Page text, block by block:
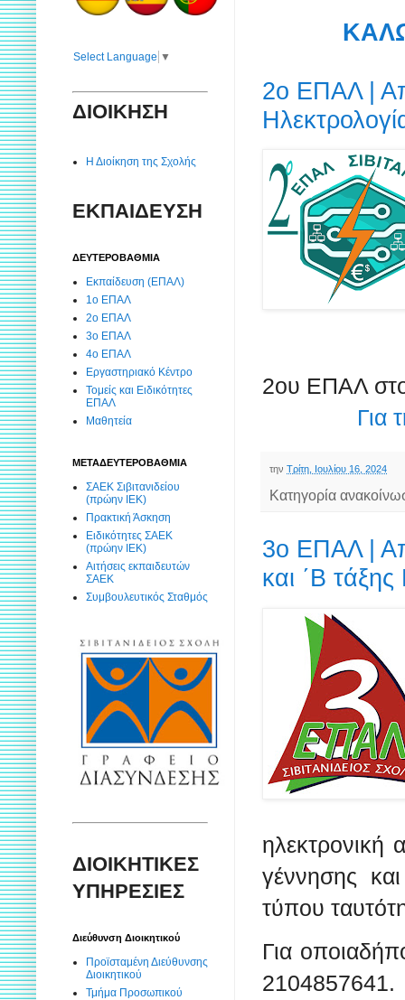
2ο ΕΠΑΛ |
2ου ΕΠΑΛ
Για
την Τρίτη, Ιουλίου 16, 2024
Κατηγορία
3ο ΕΠΑΛ |
και ΄Β
ηλεκτρονική
γέννησης
τύπου
Για
2104857641.
Select Language ▼
ΔΙΟΙΚΗΣΗ
Η Διοίκηση της Σχολής
ΕΚΠΑΙΔΕΥΣΗ
ΔΕΥΤΕΡΟΒΑΘΜΙΑ
Εκπαίδευση (ΕΠΑΛ)
1ο ΕΠΑΛ
2ο ΕΠΑΛ
3ο ΕΠΑΛ
4ο ΕΠΑΛ
Εργαστηριακό Κέντρο
Τομείς και Ειδικότητες
ΕΠΑΛ
Μαθητεία
ΜΕΤΑΔΕΥΤΕΡΟΒΑΘΜΙΑ
ΣΑΕΚ Σιβιτανιδείου
(πρώην ΙΕΚ)
Πρακτική Άσκηση
Ειδικότητες ΣΑΕΚ
(πρώην ΙΕΚ)
Αιτήσεις εκπαιδευτών
ΣΑΕΚ
Συμβουλευτικός Σταθμός
ΔΙΟΙΚΗΤΙΚΕΣ
ΥΠΗΡΕΣΙΕΣ
Διεύθυνση Διοικητικού
Προϊσταμένη Διεύθυνσης
Διοικητικού
Τμήμα Προσωπικού